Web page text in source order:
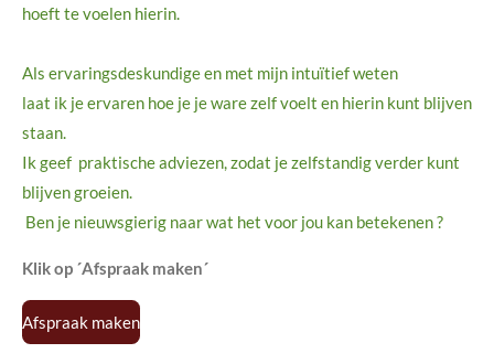
hoeft te voelen hierin.
Als ervaringsdeskundige en met mijn intuïtiefweten
laat ik je ervaren hoe je je ware zelf voelt en hierin kunt blijven
staan.
Ik geef praktische adviezen, zodat je zelfstandig verder kunt
blijven groeien.
Ben je nieuwsgierig naar wat het voor jou kan betekenen ?
Klik op ´Afspraak maken´
Afspraak maken